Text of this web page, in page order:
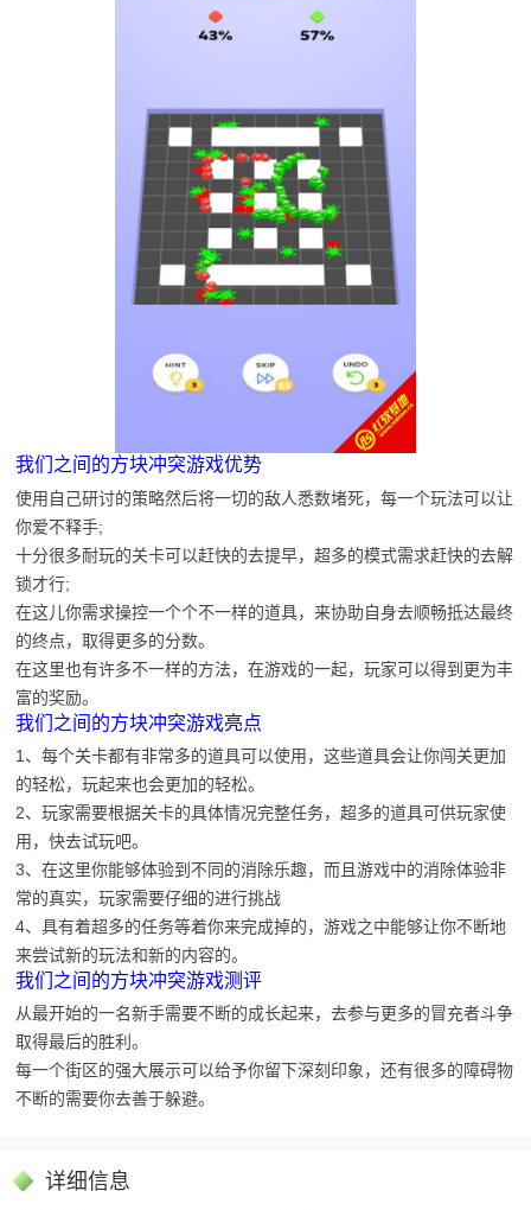
我们之间的方块冲突游戏优势
使用自己研讨的策略然后将一切的敌人悉数堵死，每一个玩法可以让
你爱不释手;
十分很多耐玩的关卡可以赶快的去提早，超多的模式需求赶快的去解
锁才行;
在这儿你需求操控一个个不一样的道具，来协助自身去顺畅抵达最终
的终点，取得更多的分数。
在这里也有许多不一样的方法，在游戏的一起，玩家可以得到更为丰
富的奖励。
我们之间的方块冲突游戏亮点
1、每个关卡都有非常多的道具可以使用，这些道具会让你闯关更加
的轻松，玩起来也会更加的轻松。
2、玩家需要根据关卡的具体情况完整任务，超多的道具可供玩家使
用，快去试玩吧。
3、在这里你能够体验到不同的消除乐趣，而且游戏中的消除体验非
常的真实，玩家需要仔细的进行挑战
4、具有着超多的任务等着你来完成掉的，游戏之中能够让你不断地
来尝试新的玩法和新的内容的。
我们之间的方块冲突游戏测评
从最开始的一名新手需要不断的成长起来，去参与更多的冒充者斗争
取得最后的胜利。
每一个街区的强大展示可以给予你留下深刻印象，还有很多的障碍物
不断的需要你去善于躲避。
详细信息